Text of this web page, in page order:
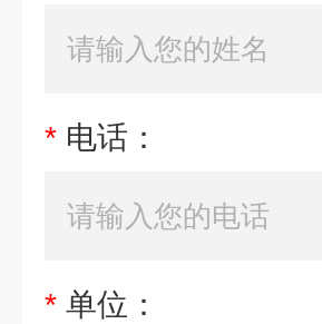
* 电话：
* 单位：